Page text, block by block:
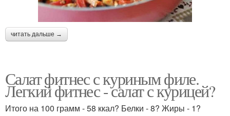
читать дальше →
Салат фитнес с куриным филе.
Легкий фитнес - салат с курицей?
Итого на 100 грамм - 58 ккал? Белки - 8? Жиры - 1?